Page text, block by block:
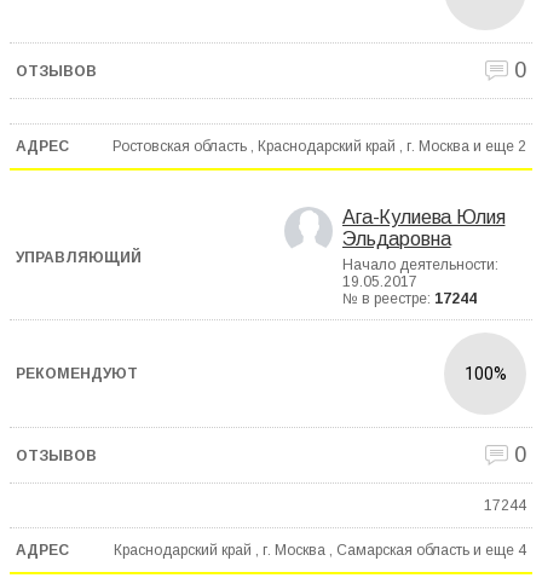
0
Ростовская область , Краснодарский край , г. Москва и еще 2
Ага-Кулиева Юлия
Эльдаровна
Начало деятельности:
19.05.2017
№ в реестре: 17244
100%
0
17244
Краснодарский край , г. Москва , Самарская область и еще 4